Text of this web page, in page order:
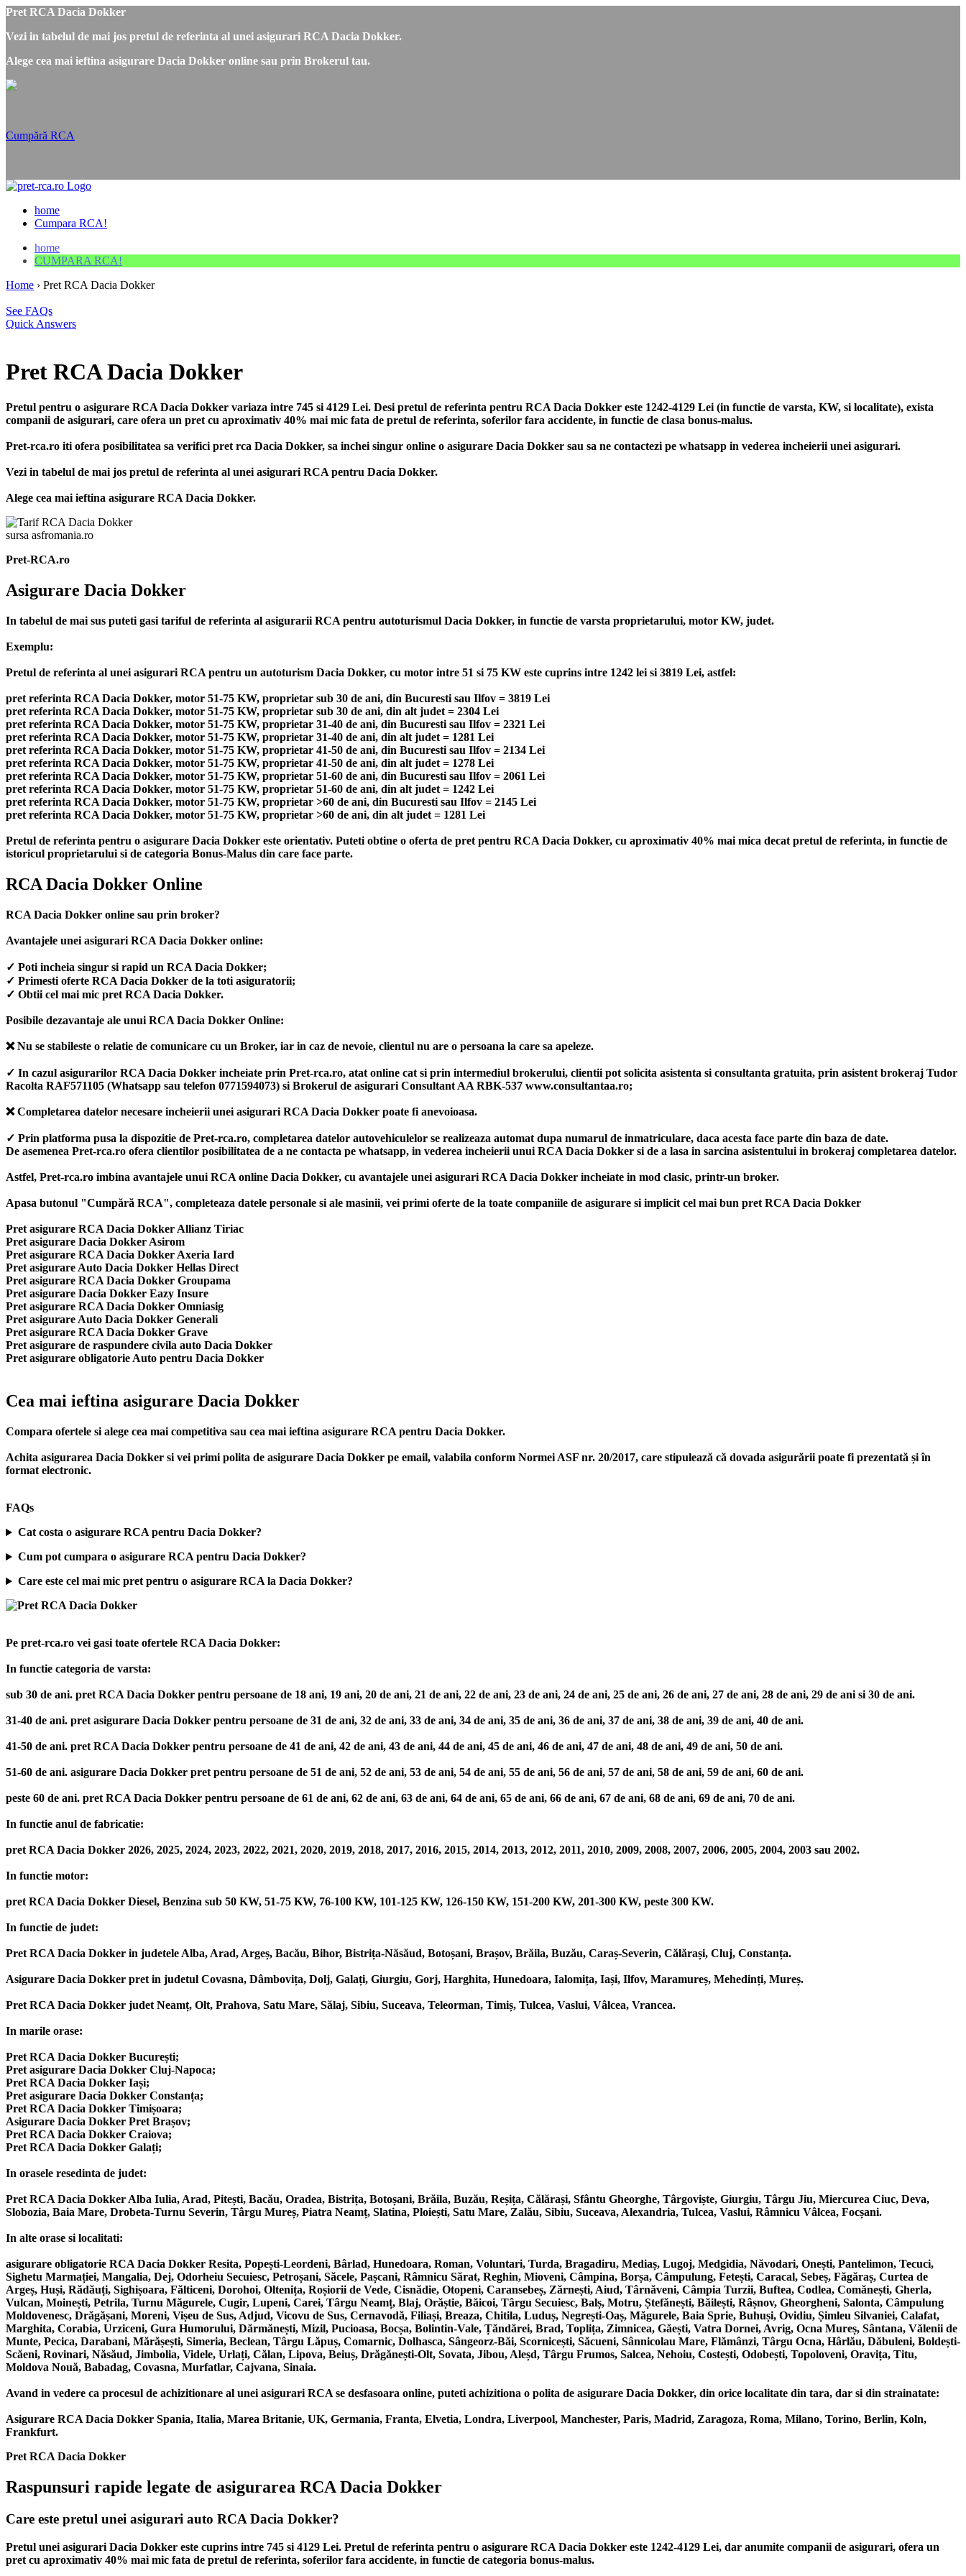
Pret RCA Dacia Dokker
Vezi in tabelul de mai jos pretul de referinta al unei asigurari RCA Dacia Dokker.
Alege cea mai ieftina asigurare Dacia Dokker online sau prin Brokerul tau.
Cumpără RCA
home
Cumpara RCA!
home
CUMPARA RCA!
Home › Pret RCA Dacia Dokker
See FAQs
Quick Answers
Pret RCA Dacia Dokker
Pretul pentru o asigurare RCA Dacia Dokker variaza intre 745 si 4129 Lei. Desi pretul de referinta pentru RCA Dacia Dokker este 1242-4129 Lei (in functie de varsta, KW, si localitate), exista
companii de asigurari, care ofera un pret cu aproximativ 40% mai mic fata de pretul de referinta, soferilor fara accidente, in functie de clasa bonus-malus.
Pret-rca.ro iti ofera posibilitatea sa verifici pret rca Dacia Dokker, sa inchei singur online o asigurare Dacia Dokker sau sa ne contactezi pe whatsapp in vederea incheierii unei asigurari.
Vezi in tabelul de mai jos pretul de referinta al unei asigurari RCA pentru Dacia Dokker.
Alege cea mai ieftina asigurare RCA Dacia Dokker.
sursa asfromania.ro
Pret-RCA.ro
Asigurare Dacia Dokker
In tabelul de mai sus puteti gasi tariful de referinta al asigurarii RCA pentru autoturismul Dacia Dokker, in functie de varsta proprietarului, motor KW, judet.
Exemplu:
Pretul de referinta al unei asigurari RCA pentru un autoturism Dacia Dokker, cu motor intre 51 si 75 KW este cuprins intre 1242 lei si 3819 Lei, astfel:
pret referinta RCA Dacia Dokker, motor 51-75 KW, proprietar sub 30 de ani, din Bucuresti sau Ilfov = 3819 Lei
pret referinta RCA Dacia Dokker, motor 51-75 KW, proprietar sub 30 de ani, din alt judet = 2304 Lei
pret referinta RCA Dacia Dokker, motor 51-75 KW, proprietar 31-40 de ani, din Bucuresti sau Ilfov = 2321 Lei
pret referinta RCA Dacia Dokker, motor 51-75 KW, proprietar 31-40 de ani, din alt judet = 1281 Lei
pret referinta RCA Dacia Dokker, motor 51-75 KW, proprietar 41-50 de ani, din Bucuresti sau Ilfov = 2134 Lei
pret referinta RCA Dacia Dokker, motor 51-75 KW, proprietar 41-50 de ani, din alt judet = 1278 Lei
pret referinta RCA Dacia Dokker, motor 51-75 KW, proprietar 51-60 de ani, din Bucuresti sau Ilfov = 2061 Lei
pret referinta RCA Dacia Dokker, motor 51-75 KW, proprietar 51-60 de ani, din alt judet = 1242 Lei
pret referinta RCA Dacia Dokker, motor 51-75 KW, proprietar >60 de ani, din Bucuresti sau Ilfov = 2145 Lei
pret referinta RCA Dacia Dokker, motor 51-75 KW, proprietar >60 de ani, din alt judet = 1281 Lei
Pretul de referinta pentru o asigurare Dacia Dokker este orientativ. Puteti obtine o oferta de pret pentru RCA Dacia Dokker, cu aproximativ 40% mai mica decat pretul de referinta, in functie de
istoricul proprietarului si de categoria Bonus-Malus din care face parte.
RCA Dacia Dokker Online
RCA Dacia Dokker online sau prin broker?
Avantajele unei asigurari RCA Dacia Dokker online:
✓ Poti incheia singur si rapid un RCA Dacia Dokker;
✓ Primesti oferte RCA Dacia Dokker de la toti asiguratorii;
✓ Obtii cel mai mic pret RCA Dacia Dokker.
Posibile dezavantaje ale unui RCA Dacia Dokker Online:
❌ Nu se stabileste o relatie de comunicare cu un Broker, iar in caz de nevoie, clientul nu are o persoana la care sa apeleze.
✓ In cazul asigurarilor RCA Dacia Dokker incheiate prin Pret-rca.ro, atat online cat si prin intermediul brokerului, clientii pot solicita asistenta si consultanta gratuita, prin asistent brokeraj Tudor
Racolta RAF571105 (Whatsapp sau telefon 0771594073) si Brokerul de asigurari Consultant AA RBK-537 www.consultantaa.ro;
❌ Completarea datelor necesare incheierii unei asigurari RCA Dacia Dokker poate fi anevoioasa.
✓ Prin platforma pusa la dispozitie de Pret-rca.ro, completarea datelor autovehiculelor se realizeaza automat dupa numarul de inmatriculare, daca acesta face parte din baza de date.
De asemenea Pret-rca.ro ofera clientilor posibilitatea de a ne contacta pe whatsapp, in vederea incheierii unui RCA Dacia Dokker si de a lasa in sarcina asistentului in brokeraj completarea datelor.
Astfel, Pret-rca.ro imbina avantajele unui RCA online Dacia Dokker, cu avantajele unei asigurari RCA Dacia Dokker incheiate in mod clasic, printr-un broker.
Apasa butonul "Cumpără RCA", completeaza datele personale si ale masinii, vei primi oferte de la toate companiile de asigurare si implicit cel mai bun pret RCA Dacia Dokker
Pret asigurare RCA Dacia Dokker Allianz Tiriac
Pret asigurare Dacia Dokker Asirom
Pret asigurare RCA Dacia Dokker Axeria Iard
Pret asigurare Auto Dacia Dokker Hellas Direct
Pret asigurare RCA Dacia Dokker Groupama
Pret asigurare Dacia Dokker Eazy Insure
Pret asigurare RCA Dacia Dokker Omniasig
Pret asigurare Auto Dacia Dokker Generali
Pret asigurare RCA Dacia Dokker Grave
Pret asigurare de raspundere civila auto Dacia Dokker
Pret asigurare obligatorie Auto pentru Dacia Dokker
Cea mai ieftina asigurare Dacia Dokker
Compara ofertele si alege cea mai competitiva sau cea mai ieftina asigurare RCA pentru Dacia Dokker.
Achita asigurarea Dacia Dokker si vei primi polita de asigurare Dacia Dokker pe email, valabila conform Normei ASF nr. 20/2017, care stipulează că dovada asigurării poate fi prezentată și în
format electronic.
FAQs
Cat costa o asigurare RCA pentru Dacia Dokker?
Cum pot cumpara o asigurare RCA pentru Dacia Dokker?
Care este cel mai mic pret pentru o asigurare RCA la Dacia Dokker?
Pe pret-rca.ro vei gasi toate ofertele RCA Dacia Dokker:
In functie categoria de varsta:
sub 30 de ani. pret RCA Dacia Dokker pentru persoane de 18 ani, 19 ani, 20 de ani, 21 de ani, 22 de ani, 23 de ani, 24 de ani, 25 de ani, 26 de ani, 27 de ani, 28 de ani, 29 de ani si 30 de ani.
31-40 de ani. pret asigurare Dacia Dokker pentru persoane de 31 de ani, 32 de ani, 33 de ani, 34 de ani, 35 de ani, 36 de ani, 37 de ani, 38 de ani, 39 de ani, 40 de ani.
41-50 de ani. pret RCA Dacia Dokker pentru persoane de 41 de ani, 42 de ani, 43 de ani, 44 de ani, 45 de ani, 46 de ani, 47 de ani, 48 de ani, 49 de ani, 50 de ani.
51-60 de ani. asigurare Dacia Dokker pret pentru persoane de 51 de ani, 52 de ani, 53 de ani, 54 de ani, 55 de ani, 56 de ani, 57 de ani, 58 de ani, 59 de ani, 60 de ani.
peste 60 de ani. pret RCA Dacia Dokker pentru persoane de 61 de ani, 62 de ani, 63 de ani, 64 de ani, 65 de ani, 66 de ani, 67 de ani, 68 de ani, 69 de ani, 70 de ani.
In functie anul de fabricatie:
pret RCA Dacia Dokker 2026, 2025, 2024, 2023, 2022, 2021, 2020, 2019, 2018, 2017, 2016, 2015, 2014, 2013, 2012, 2011, 2010, 2009, 2008, 2007, 2006, 2005, 2004, 2003 sau 2002.
In functie motor:
pret RCA Dacia Dokker Diesel, Benzina sub 50 KW, 51-75 KW, 76-100 KW, 101-125 KW, 126-150 KW, 151-200 KW, 201-300 KW, peste 300 KW.
In functie de judet:
Pret RCA Dacia Dokker in judetele Alba, Arad, Argeș, Bacău, Bihor, Bistrița-Năsăud, Botoșani, Brașov, Brăila, Buzău, Caraș-Severin, Călărași, Cluj, Constanța.
Asigurare Dacia Dokker pret in judetul Covasna, Dâmbovița, Dolj, Galați, Giurgiu, Gorj, Harghita, Hunedoara, Ialomița, Iași, Ilfov, Maramureș, Mehedinți, Mureș.
Pret RCA Dacia Dokker judet Neamț, Olt, Prahova, Satu Mare, Sălaj, Sibiu, Suceava, Teleorman, Timiș, Tulcea, Vaslui, Vâlcea, Vrancea.
In marile orase:
Pret RCA Dacia Dokker București;
Pret asigurare Dacia Dokker Cluj-Napoca;
Pret RCA Dacia Dokker Iași;
Pret asigurare Dacia Dokker Constanța;
Pret RCA Dacia Dokker Timișoara;
Asigurare Dacia Dokker Pret Brașov;
Pret RCA Dacia Dokker Craiova;
Pret RCA Dacia Dokker Galați;
In orasele resedinta de judet:
Pret RCA Dacia Dokker Alba Iulia, Arad, Pitești, Bacău, Oradea, Bistrița, Botoșani, Brăila, Buzău, Reșița, Călărași, Sfântu Gheorghe, Târgoviște, Giurgiu, Târgu Jiu, Miercurea Ciuc, Deva,
Slobozia, Baia Mare, Drobeta-Turnu Severin, Târgu Mureș, Piatra Neamț, Slatina, Ploiești, Satu Mare, Zalău, Sibiu, Suceava, Alexandria, Tulcea, Vaslui, Râmnicu Vâlcea, Focșani.
In alte orase si localitati:
asigurare obligatorie RCA Dacia Dokker Resita, Popești-Leordeni, Bârlad, Hunedoara, Roman, Voluntari, Turda, Bragadiru, Mediaș, Lugoj, Medgidia, Năvodari, Onești, Pantelimon, Tecuci,
Sighetu Marmației, Mangalia, Dej, Odorheiu Secuiesc, Petroșani, Săcele, Pașcani, Râmnicu Sărat, Reghin, Mioveni, Câmpina, Borșa, Câmpulung, Fetești, Caracal, Sebeș, Făgăraș, Curtea de
Argeș, Huși, Rădăuți, Sighișoara, Fălticeni, Dorohoi, Oltenița, Roșiorii de Vede, Cisnădie, Otopeni, Caransebeș, Zărnești, Aiud, Târnăveni, Câmpia Turzii, Buftea, Codlea, Comănești, Gherla,
Vulcan, Moinești, Petrila, Turnu Măgurele, Cugir, Lupeni, Carei, Târgu Neamț, Blaj, Orăștie, Băicoi, Târgu Secuiesc, Balș, Motru, Ștefănești, Băilești, Râșnov, Gheorgheni, Salonta, Câmpulung
Moldovenesc, Drăgășani, Moreni, Vișeu de Sus, Adjud, Vicovu de Sus, Cernavodă, Filiași, Breaza, Chitila, Luduș, Negrești-Oaș, Măgurele, Baia Sprie, Buhuși, Ovidiu, Șimleu Silvaniei, Calafat,
Marghita, Corabia, Urziceni, Gura Humorului, Dărmănești, Mizil, Pucioasa, Bocșa, Bolintin-Vale, Țăndărei, Brad, Toplița, Zimnicea, Găești, Vatra Dornei, Avrig, Ocna Mureș, Sântana, Vălenii de
Munte, Pecica, Darabani, Mărășești, Simeria, Beclean, Târgu Lăpuș, Comarnic, Dolhasca, Sângeorz-Băi, Scornicești, Săcueni, Sânnicolau Mare, Flămânzi, Târgu Ocna, Hârlău, Dăbuleni, Boldești-
Scăeni, Rovinari, Năsăud, Jimbolia, Videle, Urlați, Călan, Lipova, Beiuș, Drăgănești-Olt, Sovata, Jibou, Aleșd, Târgu Frumos, Salcea, Nehoiu, Costești, Odobești, Topoloveni, Oravița, Titu,
Moldova Nouă, Babadag, Covasna, Murfatlar, Cajvana, Sinaia.
Avand in vedere ca procesul de achizitionare al unei asigurari RCA se desfasoara online, puteti achizitiona o polita de asigurare Dacia Dokker, din orice localitate din tara, dar si din strainatate:
Asigurare RCA Dacia Dokker Spania, Italia, Marea Britanie, UK, Germania, Franta, Elvetia, Londra, Liverpool, Manchester, Paris, Madrid, Zaragoza, Roma, Milano, Torino, Berlin, Koln,
Frankfurt.
Pret RCA Dacia Dokker
Raspunsuri rapide legate de asigurarea RCA Dacia Dokker
Care este pretul unei asigurari auto RCA Dacia Dokker?
Pretul unei asigurari Dacia Dokker este cuprins intre 745 si 4129 Lei. Pretul de referinta pentru o asigurare RCA Dacia Dokker este 1242-4129 Lei, dar anumite companii de asigurari, ofera un
pret cu aproximativ 40% mai mic fata de pretul de referinta, soferilor fara accidente, in functie de categoria bonus-malus.